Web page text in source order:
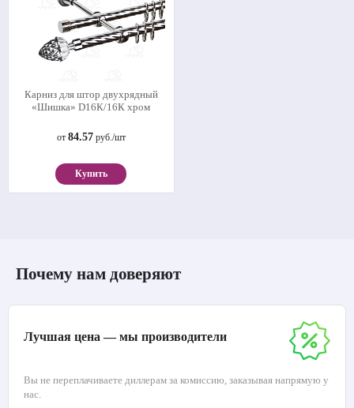
Карниз для штор двухрядный
«Шишка» D16К/16К хром
от 84.57руб./шт
Купить
Почему нам доверяют
Лучшая цена — мы производители
Вы не переплачиваете диллерам за комиссию, заказывая напрямую у
нас.